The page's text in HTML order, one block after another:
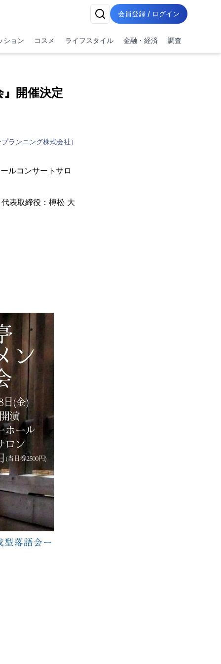
会員登録 / ログイン
ション コスメ ライフスタイル 金融・経済 調査
』開催決定
ランニング株式会社）
ルコンサートサロ
表取締役：榑松 大